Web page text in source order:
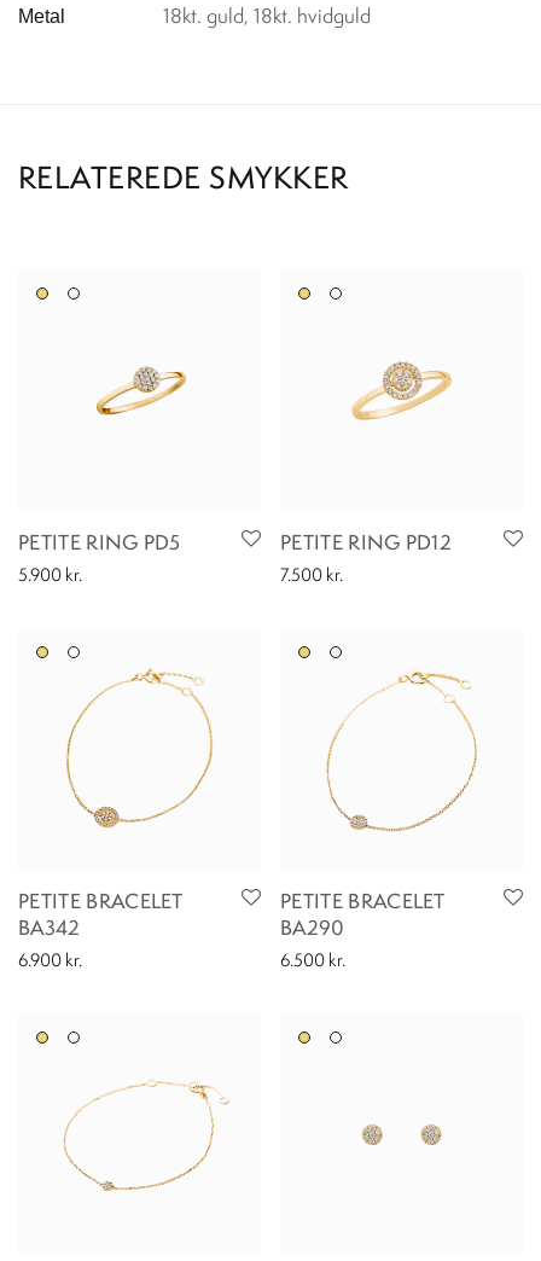
Metal 18kt. guld, 18kt. hvidguld
PETITE RING PD5
5.900 kr.
PETITE RING PD12
7.500 kr.
PETITE BRACELET
BA342
6.900 kr.
PETITE BRACELET
BA290
6.500 kr.